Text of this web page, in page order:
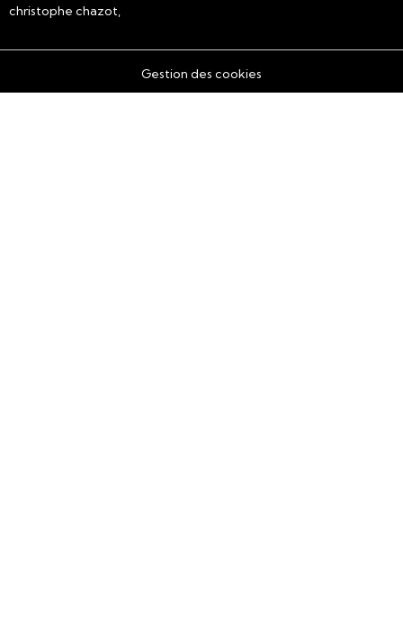
christophe chazot,
Gestion des cookies